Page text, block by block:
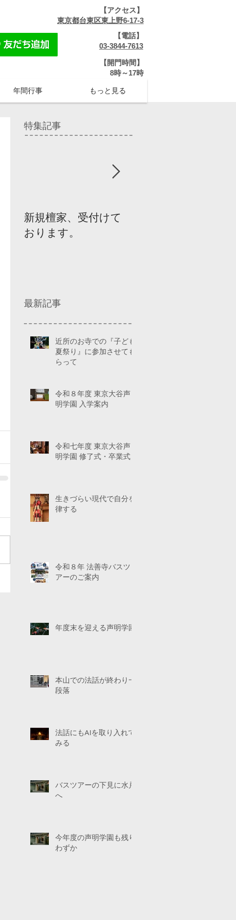
【アクセス】
東京都台東区東上野6-17-3
【電話】
03-3844-7613
【開門時間】
​8時～17時
年間行事 もっと見る
特集記事
新規檀家、受付けて
おります。
最新記事
近所のお寺での『子ども
夏祭り』に参加させても
らって
令和８年度 東京大谷声
明学園 入学案内
令和七年度 東京大谷声
明学園 修了式・卒業式
生きづらい現代で自分を
律する
令和８年 法善寺バスツ
アーのご案内
年度末を迎える声明学園
本山での法話が終わり一
段落
法話にもAIを取り入れて
みる
バスツアーの下見に水戸
へ
今年度の声明学園も残り
わずか